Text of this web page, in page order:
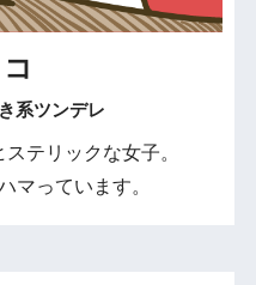
系ツンデレ
テリックな女子。
マっています。